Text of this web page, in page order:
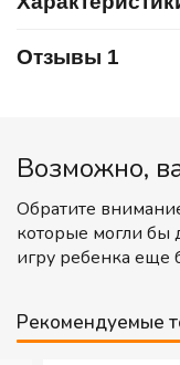
Отзывы 1
Возможно,
Обратите
которые могли бы
игру ребенка еще
Рекомендуемые